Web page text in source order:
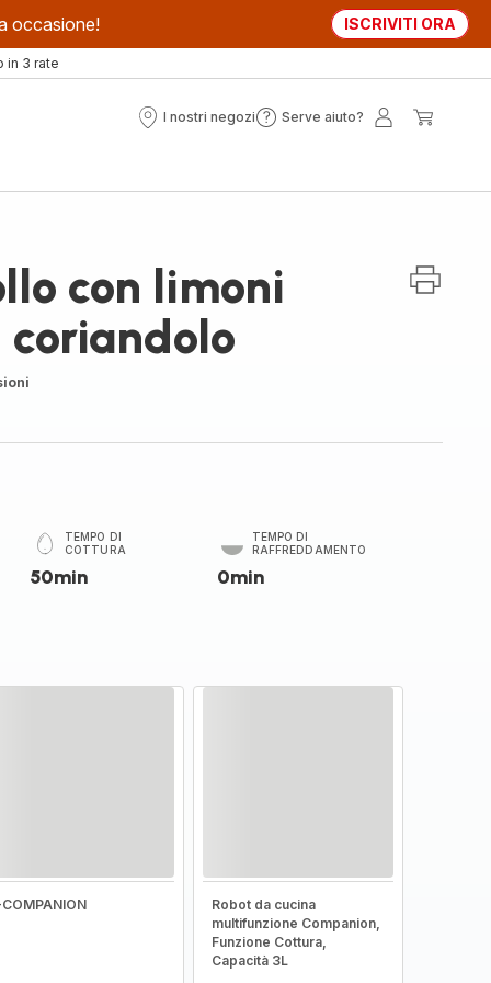
occasione! ISCRIVITI ORA
in 3 rate
I nostri negozi
I
Serve aiuto?
Serve
con limoni
TEMPO DI
COTTURA
50min
TEMPO DI
RAFFREDDAMENTO
0min
Robot da cucina
multifunzione Companion,
Funzione Cottura,
Capacità 3L